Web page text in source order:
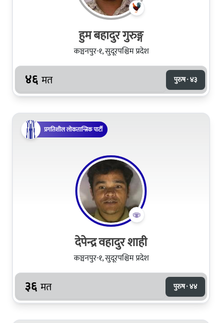
हुम बहादुर गुरुङ्ग
कञ्चनपुर-१, सुदूरपश्चिम प्रदेश
४६ मत पुरुष · ४३
प्रगतिशील लोकतान्त्रिक पार्टी
देपेन्द्र वहादुर शाही
कञ्चनपुर-१, सुदूरपश्चिम प्रदेश
३६ मत पुरुष · ४४